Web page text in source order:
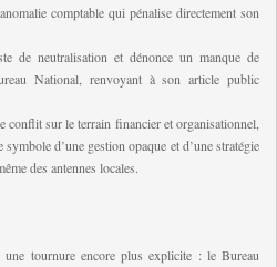
comptable qui pénalise directement son
de neutralisation et dénonce un manque de
National, renvoyant à son article public
conflit sur le terrain financier et organisationnel,
d’une gestion opaque et d’une stratégie
des antennes locales.
tournure encore plus explicite : le Bureau